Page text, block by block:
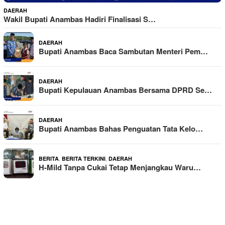
DAERAH
Wakil Bupati Anambas Hadiri Finalisasi S…
DAERAH
Bupati Anambas Baca Sambutan Menteri Pem…
DAERAH
Bupati Kepulauan Anambas Bersama DPRD Se…
DAERAH
Bupati Anambas Bahas Penguatan Tata Kelo…
BERITA BERITA TERKINI DAERAH
H-Mild Tanpa Cukai Tetap Menjangkau Waru…